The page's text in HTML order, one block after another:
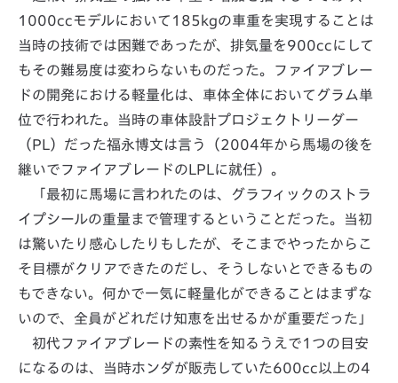
1000ccモデルにおいて185kgの車重を実現することは
当時の技術では困難であったが、排気量を900ccにして
もその難易度は変わらないものだった。ファイアブレー
ドの開発における軽量化は、車体全体においてグラム単
位で行われた。当時の車体設計プロジェクトリーダー
（PL）だった福永博文は言う（2004年から馬場の後を
継いでファイアブレードのLPLに就任）。
「最初に馬場に言われたのは、グラフィックのストラ
イプシールの重量まで管理するということだった。当初
は驚いたり感心したりもしたが、そこまでやったからこ
そ目標がクリアできたのだし、そうしないとできるもの
もできない。何かで一気に軽量化ができることはまずな
いので、全員がどれだけ知恵を出せるかが重要だった」
初代ファイアブレードの素性を知るうえで1つの目安
になるのは、当時ホンダが販売していた600cc以上の4